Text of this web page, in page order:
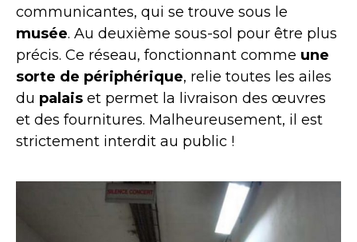
communicantes, qui se trouve sous le
musée. Au deuxième sous-sol pour être plus
précis. Ce réseau, fonctionnant comme une
sorte de périphérique, relie toutes les ailes
du palais et permet la livraison des œuvres
et des fournitures. Malheureusement, il est
strictement interdit au public !